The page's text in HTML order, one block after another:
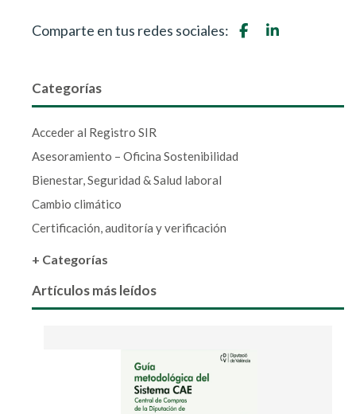
Comparte en tus redes sociales:
Categorías
Acceder al Registro SIR
Asesoramiento – Oficina Sostenibilidad
Bienestar, Seguridad & Salud laboral
Cambio climático
Certificación, auditoría y verificación
+ Categorías
Artículos más leídos